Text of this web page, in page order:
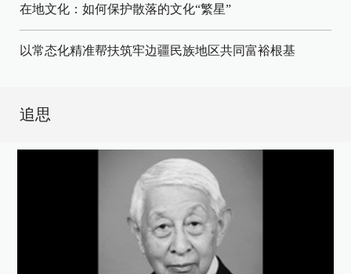
在地文化：如何保护散落的文化“繁星”
以常态化精准帮扶筑牢边疆民族地区共同富裕根基
追思